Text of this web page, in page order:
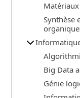
Synthèse
Big Data
Génie